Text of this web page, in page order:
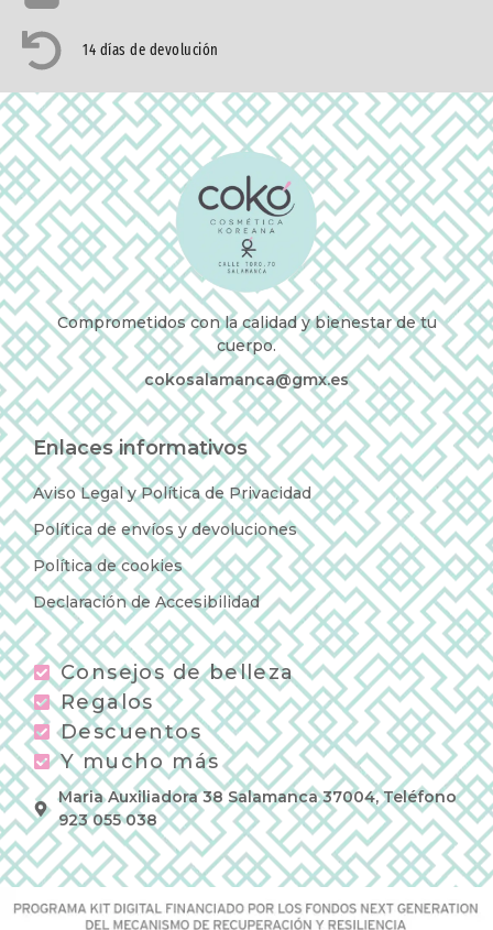
14 días de devolución
Comprometidos con la calidad y bienestar de tu
cuerpo.
cokosalamanca@gmx.es
Enlaces informativos
Aviso Legal y Política de Privacidad
Política de envíos y devoluciones
Política de cookies
Declaración de Accesibilidad
Consejos de belleza
Regalos
Descuentos
Y mucho más
Maria Auxiliadora 38 Salamanca 37004, Teléfono
923 055 038